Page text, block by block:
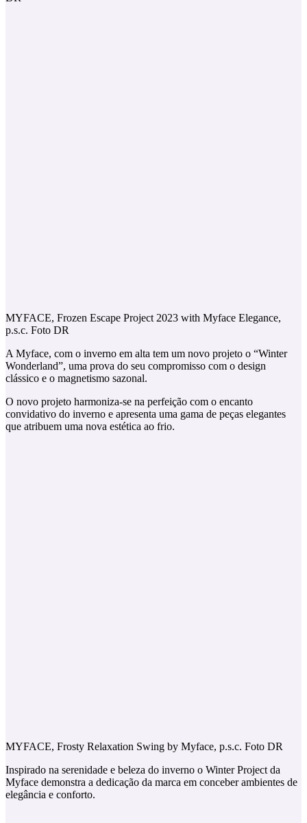
MYFACE, Frozen Escape Project 2023 with Myface Elegance,
p.s.c. Foto DR
A Myface, com o inverno em alta tem um novo projeto o “Winter
Wonderland”, uma prova do seu compromisso com o design
clássico e o magnetismo sazonal.
O novo projeto harmoniza-se na perfeição com o encanto
convidativo do inverno e apresenta uma gama de peças elegantes
que atribuem uma nova estética ao frio.
MYFACE, Frosty Relaxation Swing by Myface, p.s.c. Foto DR
Inspirado na serenidade e beleza do inverno o Winter Project da
Myface demonstra a dedicação da marca em conceber ambientes de
elegância e conforto.